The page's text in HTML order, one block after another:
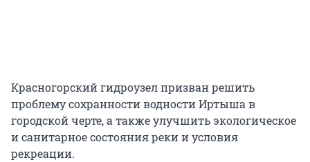
Красногорский гидроузел призван решить
проблему сохранности водности Иртыша в
городской черте, а также улучшить экологическое
и санитарное состояния реки и условия
рекреации.